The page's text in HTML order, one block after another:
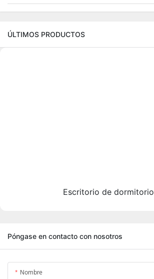
ÚLTIMOS PRODUCTOS
Escritorio de dormitorio
Póngase en contacto con nosotros
Nombre